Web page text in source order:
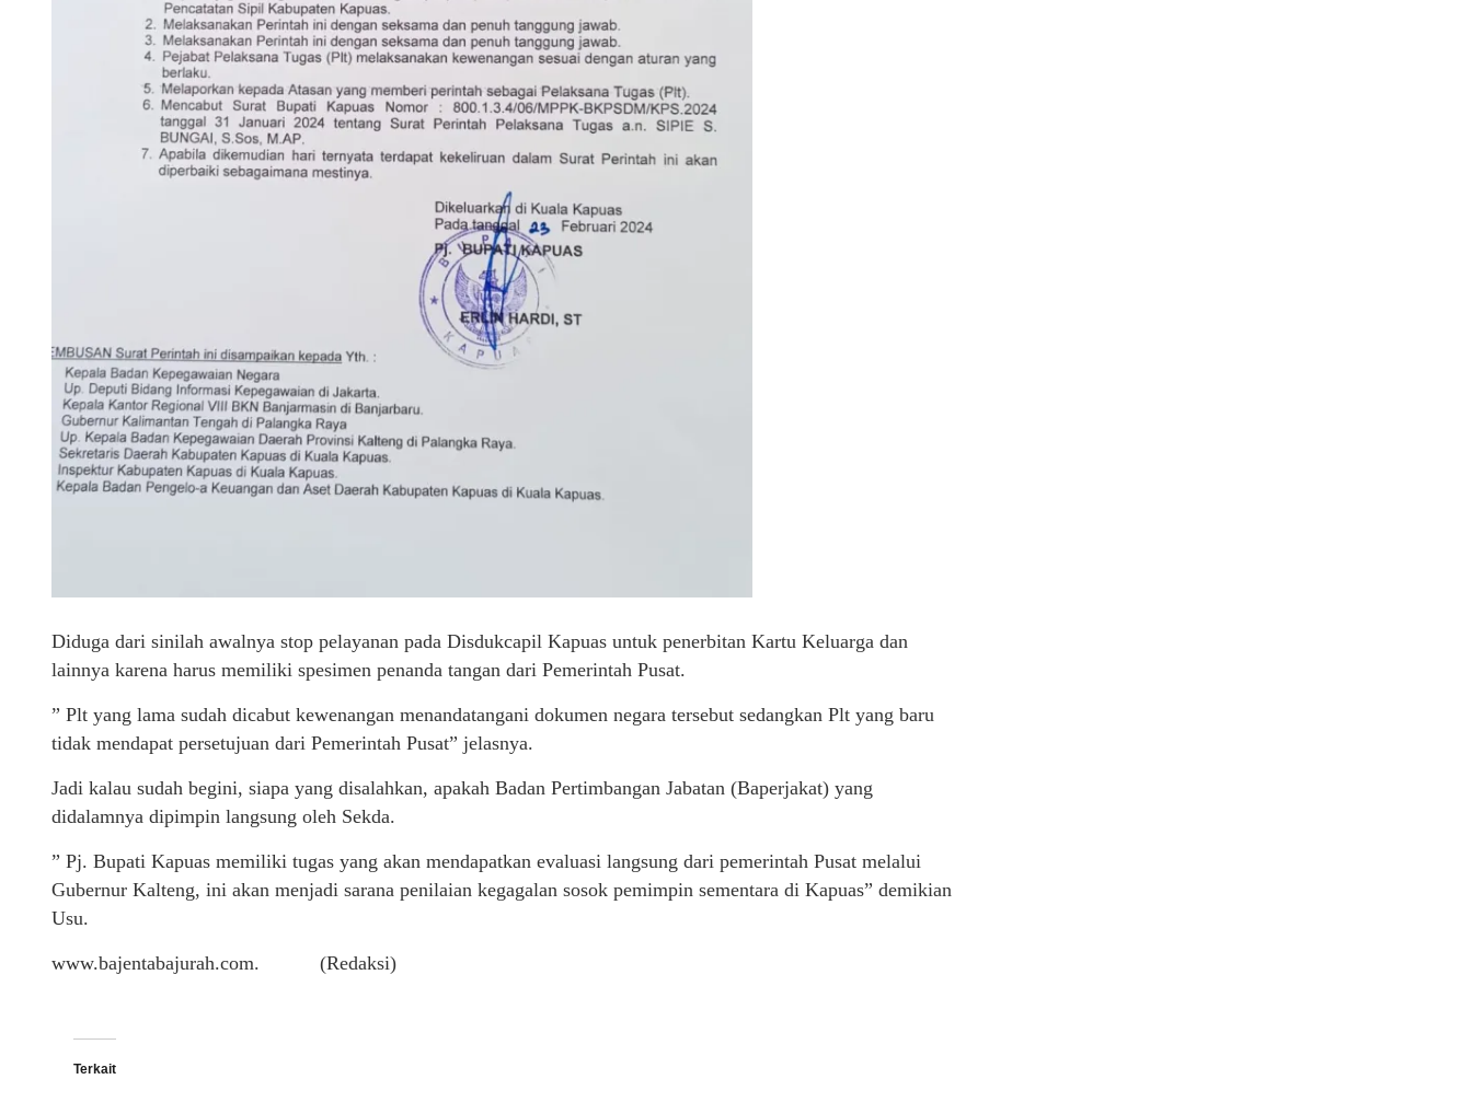
Diduga dari sinilah awalnya stop pelayanan pada Disdukcapil Kapuas untuk penerbitan Kartu Keluarga dan
lainnya karena harus memiliki spesimen penanda tangan dari Pemerintah Pusat.
” Plt yang lama sudah dicabut kewenangan menandatangani dokumen negara tersebut sedangkan Plt yang baru
tidak mendapat persetujuan dari Pemerintah Pusat” jelasnya.
Jadi kalau sudah begini, siapa yang disalahkan, apakah Badan Pertimbangan Jabatan (Baperjakat) yang
didalamnya dipimpin langsung oleh Sekda.
” Pj. Bupati Kapuas memiliki tugas yang akan mendapatkan evaluasi langsung dari pemerintah Pusat melalui
Gubernur Kalteng, ini akan menjadi sarana penilaian kegagalan sosok pemimpin sementara di Kapuas” demikian
Usu.
www.bajentabajurah.com. (Redaksi)
Terkait